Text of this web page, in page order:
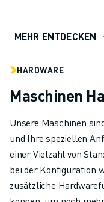
und so ...
MEHR ENTDECKEN
HARDWARE
Maschinen
Unsere Maschinen
und Ihre speziellen
einer Vielzahl von
bei der Konfiguration
zusätzliche